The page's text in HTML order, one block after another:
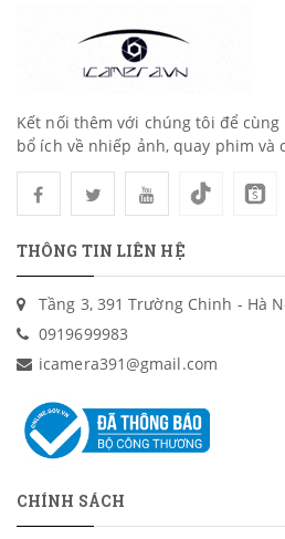
Kết nối thêm với chúng tôi để
bổ ích về nhiếp ảnh, quay phim và
THÔNG TIN LIÊN HỆ
Tầng 3, 391 Trường Chinh - Hà
0919699983
icamera391@gmail.com
CHÍNH SÁCH